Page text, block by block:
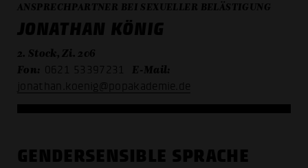
ANSPRECHPARTNER BEI SEXUELLER BELÄSTIGUNG
JONATHAN KÖNIG
2. Stock, Zi. 206
Fon: 0621 53397231 E-Mail:
jonathan.koenig@popakademie.de
GENDERSENSIBLE SPRACHE